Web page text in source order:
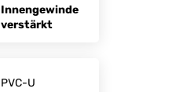
Innengewinde
verstärkt
PVC-U